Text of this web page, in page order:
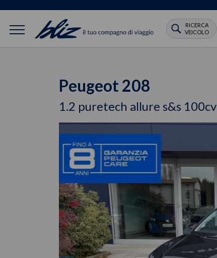
RICERCA
VEICOLO
Peugeot 208
1.2 puretech allure s&s 100cv